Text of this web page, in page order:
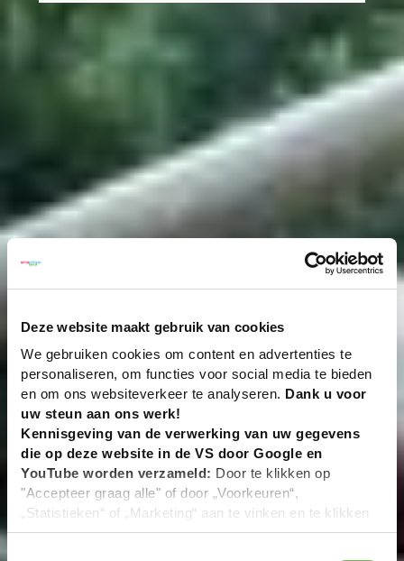
Deze website maakt gebruik van cookies
We gebruiken cookies om content en advertenties te
personaliseren, om functies voor social media te bieden
en om ons websiteverkeer te analyseren. Dank u voor
uw steun aan ons werk!
Kennisgeving van de verwerking van uw gegevens
die op deze website in de VS door Google en
YouTube worden verzameld: Door te klikken op
"Accepteer graag alle" of door „Voorkeuren“,
„Statistieken“ of „Marketing“ aan te vinken en te klikken
op "Selectie handmatig instellen", stemt u er ook mee in
Toestemmingsselectie